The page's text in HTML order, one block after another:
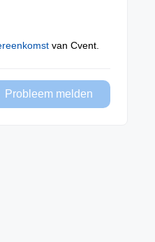
van Cvent.
Probleem melden